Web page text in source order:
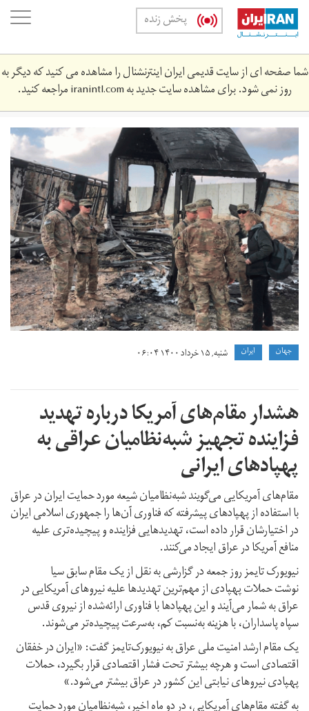
Skip
main
content
پخش زنده
شما صفحه ای از سایت قدیمی ایران اینترنشنال را مشاهده می کنید که دیگر به
روز نمی شود. برای مشاهده سایت جدید بهiranintl.comمراجعه کنید.
irak-
militares.gif
جهان ايران شنبه, ۱۵ خرداد ۱۴۰۰ ۰۶:۰۴
هشدار مقام‌های آمریکا درباره تهدید
فزاینده تجهیز شبه‌نظامیان عراقی به
پهپادهای ایرانی
مقام‌های آمریکایی می‌گویند شبه‌نظامیان شیعه مورد حمایت ایران در عراق
با استفاده از پهپادهای پیشرفته که فناوری آن‌ها را جمهوری اسلامی ایران
در اختیارشان قرار داده است، تهدیدهایی فزاینده و پیچیده‌تری علیه
منافع آمریکا در عراق ایجاد می‌کنند.
نیویورک تایمز روز جمعه در گزارشی به نقل از یک مقام سابق سیا
نوشت حملات پهپادی از مهم‌ترین‌ تهدیدها علیه نیروهای آمریکایی در
عراق به شمار می‌آیند و این پهپادها با فناوری ارائه‌شده از نیروی قدس
سپاه پاسداران، با هزینه به‌نسبت کم، به‌سرعت پیچیده‌تر می‌شوند.
یک مقام ارشد امنیت ملی عراق به نیویورک‌تایمز گفت: «ایران در خفقان
اقتصادی است و هرچه بیشتر تحت فشار اقتصادی قرار بگیرد، حملات
پهپادی نیروهای نیابتی این کشور در عراق بیشتر می‌شود.»